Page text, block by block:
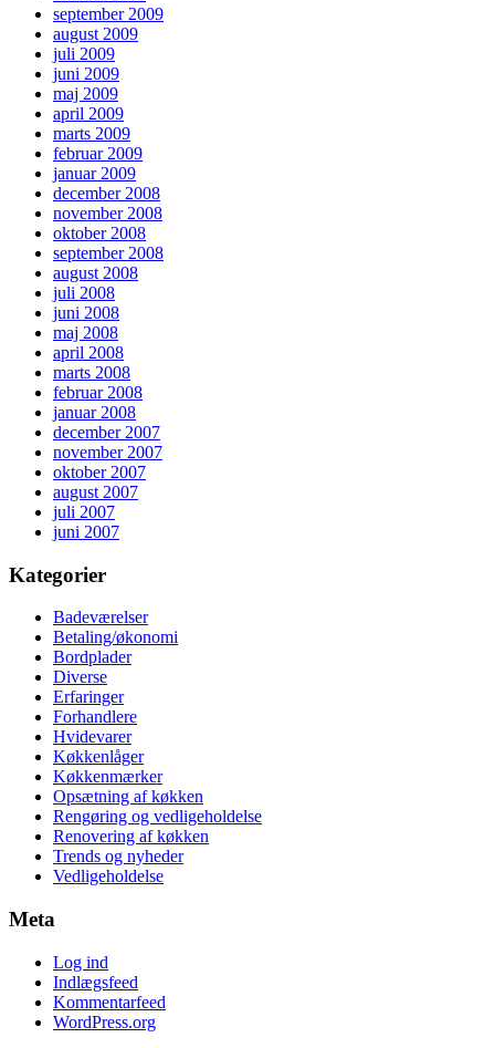
september 2009
august 2009
juli 2009
juni 2009
maj 2009
april 2009
marts 2009
februar 2009
januar 2009
december 2008
november 2008
oktober 2008
september 2008
august 2008
juli 2008
juni 2008
maj 2008
april 2008
marts 2008
februar 2008
januar 2008
december 2007
november 2007
oktober 2007
august 2007
juli 2007
juni 2007
Kategorier
Badeværelser
Betaling/økonomi
Bordplader
Diverse
Erfaringer
Forhandlere
Hvidevarer
Køkkenlåger
Køkkenmærker
Opsætning af køkken
Rengøring og vedligeholdelse
Renovering af køkken
Trends og nyheder
Vedligeholdelse
Meta
Log ind
Indlægsfeed
Kommentarfeed
WordPress.org